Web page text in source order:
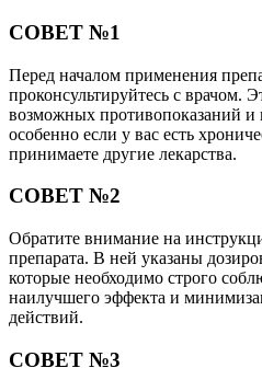
СОВЕТ №1
Перед началом применения
проконсультируйтесь с врачом.
возможных противопоказаний и
особенно если у вас есть
принимаете другие лекарства.
СОВЕТ №2
Обратите внимание на
препарата. В ней указаны
которые необходимо строго
наилучшего эффекта и
действий.
СОВЕТ №3